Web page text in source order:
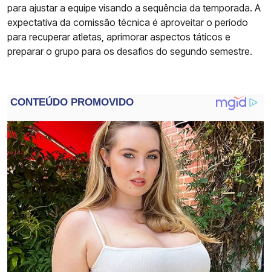
para ajustar a equipe visando a sequência da temporada. A
expectativa da comissão técnica é aproveitar o período
para recuperar atletas, aprimorar aspectos táticos e
preparar o grupo para os desafios do segundo semestre.